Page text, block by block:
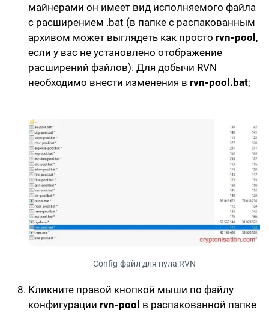
майнерами он имеет вид исполняемого файла
с расширением .bat (в папке с распакованным
архивом может выглядеть как просто rvn-pool,
если у вас не установлено отображение
расширений файлов). Для добычи RVN
необходимо внести изменения в rvn-pool.bat;
Сonfig-файл для пула RVN
Кликните правой кнопкой мыши по файлу
конфигурации rvn-pool в распакованной папке